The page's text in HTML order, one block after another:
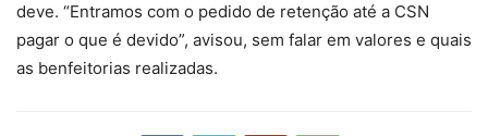
deve. “Entramos com o pedido de retenção até a CSN
pagar o que é devido”, avisou, sem falar em valores e quais
as benfeitorias realizadas.